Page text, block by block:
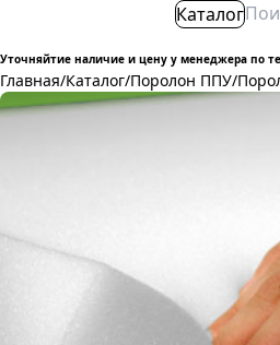
Каталог
Уточняйтие наличие и цену у менеджера по
Главная/Каталог/Поролон ППУ/